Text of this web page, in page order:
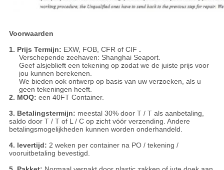
Voorwaarden
1. Prijs Termijn: EXW, FOB, CFR of CIF .
Verschepende zeehaven: Shanghai Seaport.
Geef alsjeblieft een tekening op zodat we de juiste prijs voor
jou kunnen berekenen.
We bieden ook ontwerp op basis van uw verzoeken, als u
geen tekeningen heeft.
2. MOQ: een 40FT Container.
3. Betalingstermijn: meestal 30% door T / T als aanbetaling,
saldo door T / T of L / C op zicht vóór verzending. Andere
betalingsmogelijkheden kunnen worden onderhandeld.
4. levertijd: 2 weken per container na PO / tekening /
vooruitbetaling bevestigd.